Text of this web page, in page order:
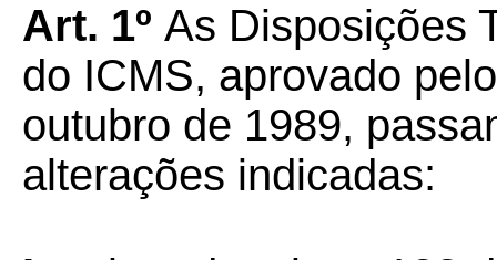
Art. 1º As Disposições
do ICMS, aprovado
outubro de 1989,
alterações indicadas: